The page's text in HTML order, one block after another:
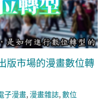
版市場的漫畫數位轉
子漫畫,漫畫雜誌,數位